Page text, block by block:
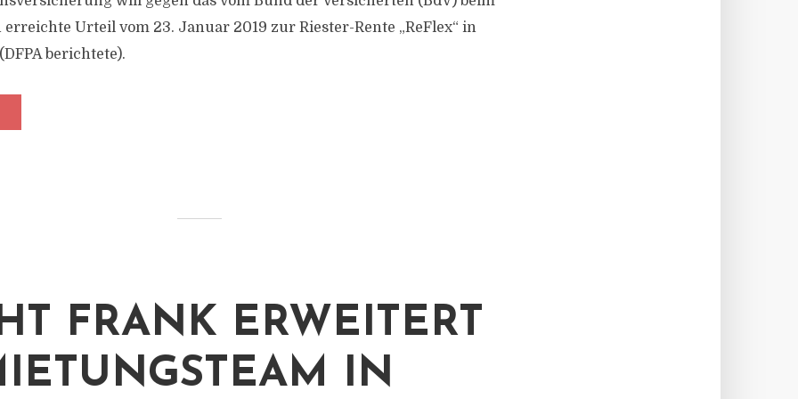
Urteil vom 23. Januar 2019 zur Riester-Rente „ReFlex“ in
berichtete).
FRANK ERWEITERT
IN